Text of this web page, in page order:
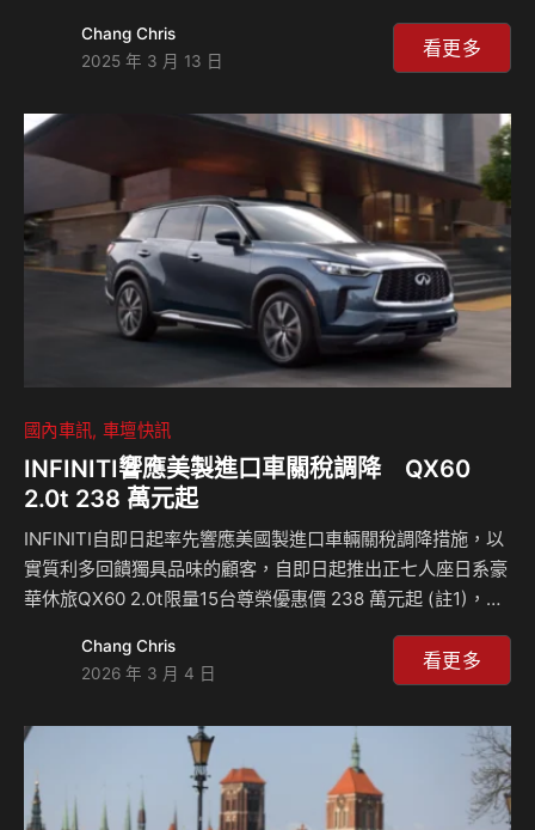
極致耐用性，更融合靈活載物機能與獨特設計語彙，開創全能
皮卡之王的嶄新扉頁。 強悍實力 靈活承載 承襲Grenadier
Quartermaster 搭載堅固耐用的梯形大樑底盤、前後固定軸
與線圈懸吊配置，並於開發階段歷經超過 180 萬公里極端天候
與地形測試，…
Chang Chris
2025 年 3 月 13 日
看更多
國內車訊 車壇快訊
INFINITI響應美製進口車關稅調降 QX60
2.0t 238 萬元起
INFINITI自即日起率先響應美國製進口車輛關稅調降措施，以
實質利多回饋獨具品味的顧客，自即日起推出正七人座日系豪
華休旅QX60 2.0t限量15台尊榮優惠價 238 萬元起 (註1)，以
科技配置，樹立豪華品牌正七人座休旅級距的全新標竿，完美
滿足重視內涵底蘊與生活品味的高端家庭客群。 INFINITI
場與俐落線條，立體車頭造型結合流線車側輪廓，展現自信而
不張揚的視覺張力；以源自日本皇室貴族文化的端正品格與秩
序美學，呈現低調內斂尊榮風格，並透過精緻工藝與匠心設計
Chang Chris
2026 年 3 月 4 日
看更多